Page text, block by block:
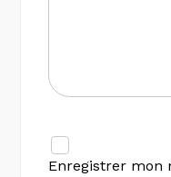
Enregistrer mon